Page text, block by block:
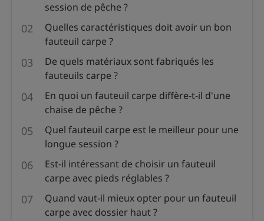
session de pêche ?
Quelles caractéristiques doit avoir un bon
fauteuil carpe ?
De quels matériaux sont fabriqués les
fauteuils carpe ?
En quoi un fauteuil carpe diffère-t-il d'une
chaise de pêche ?
Quel fauteuil carpe est le meilleur pour une
longue session ?
Est-il intéressant de choisir un fauteuil
carpe avec pieds réglables ?
Quand vaut-il mieux opter pour un fauteuil
carpe avec dossier haut ?